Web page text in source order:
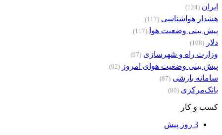
ایران (124)
هشدار هواشناسی (117)
پیش بینی وضعیت هوا (117)
دلار (108)
وزارت راه و شهرسازی (97)
پیش بینی وضعیت هوای امروز (92)
سامانه بارشی (87)
بانک‌مرکزی (80)
کسب و کار
3 روز پیش